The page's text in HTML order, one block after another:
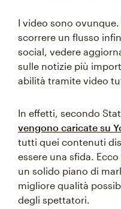
I video sono
scorrere un flusso
social, vedere
sulle notizie più
abilità tramite video
In effetti, secondo
vengono caricate su
tutti quei contenuti
essere una sfida.
un solido piano di
migliore qualità
degli spettatori.